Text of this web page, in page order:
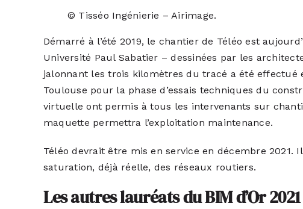
© Tisséo Ingénierie – Airimage.
Démarré à l’été 2019, le chantier de Téléo est
Université Paul Sabatier – dessinées par les
jalonnant les trois kilomètres du tracé a été
Toulouse pour la phase d’essais techniques du
virtuelle ont permis à tous les intervenants sur
maquette permettra l’exploitation maintenance.
Téléo devrait être mis en service en décembre
saturation, déjà réelle, des réseaux routiers.
Les autres lauréats du BIM d’Or 2021